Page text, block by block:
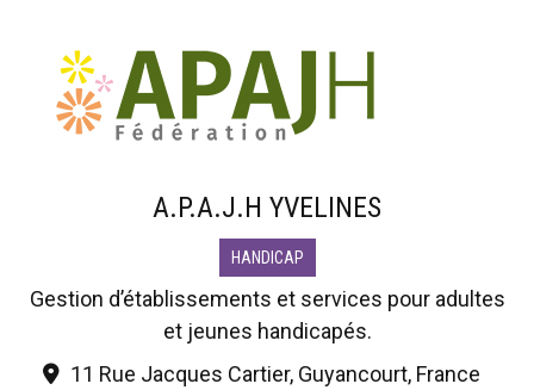
A.P.A.J.H YVELINES
HANDICAP
Gestion d’établissements et services pour adultes
et jeunes handicapés.
11 Rue Jacques Cartier, Guyancourt, France